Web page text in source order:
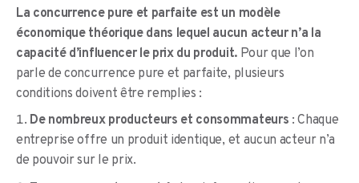
La concurrence pure et parfaite est un modèle
économique théorique dans lequel aucun acteur n’a la
capacité d’influencer le prix du produit.Pour que l’on
parle de concurrence pure et parfaite, plusieurs
conditions doivent être remplies :
De nombreux producteurs et consommateurs : Chaque
entreprise offre un produit identique, et aucun acteur n’a
de pouvoir sur le prix.